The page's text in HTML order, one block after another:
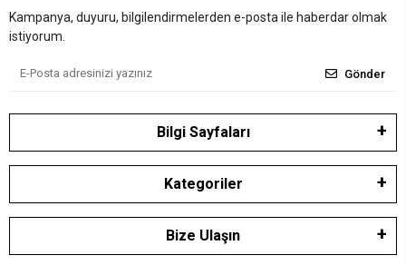
Kampanya, duyuru, bilgilendirmelerden e-posta ile haberdar olmak
istiyorum.
Gönder
Bilgi Sayfaları
Kategoriler
Bize Ulaşın